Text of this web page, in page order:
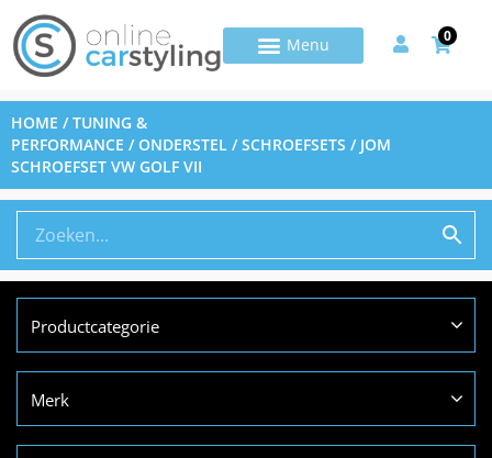
0
HOME /TUNING &
PERFORMANCE /ONDERSTEL /SCHROEFSETS / JOM
SCHROEFSET VW GOLF VII
Productcategorie
Merk